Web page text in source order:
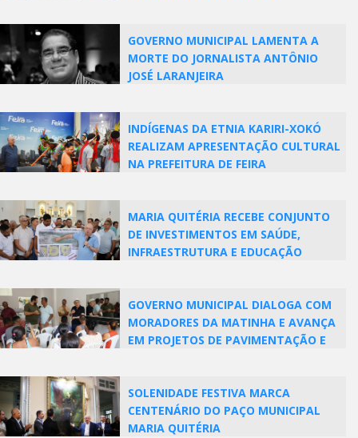
GOVERNO MUNICIPAL LAMENTA A
MORTE DO JORNALISTA ANTÔNIO
JOSÉ LARANJEIRA
INDÍGENAS DA ETNIA KARIRI-XOKÓ
REALIZAM APRESENTAÇÃO CULTURAL
NA PREFEITURA DE FEIRA
MARIA QUITÉRIA RECEBE CONJUNTO
DE INVESTIMENTOS EM SAÚDE,
INFRAESTRUTURA E EDUCAÇÃO
GOVERNO MUNICIPAL DIALOGA COM
MORADORES DA MATINHA E AVANÇA
EM PROJETOS DE PAVIMENTAÇÃO E
SOLENIDADE FESTIVA MARCA
CENTENÁRIO DO PAÇO MUNICIPAL
MARIA QUITÉRIA